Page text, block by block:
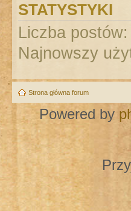
STATYSTYKI
Liczba postów:
Najnowszy
Strona główna forum
Powered by